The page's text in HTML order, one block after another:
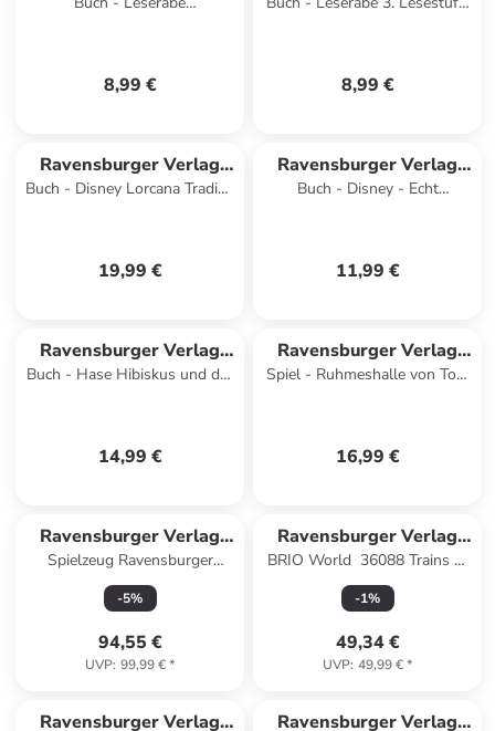
GmbH
8,99 €
GmbH
8,99 €
Ravensburger Verlag
GmbH
Buch - Disney Lorcana Trading
19,99 €
Ravensburger Verlag
GmbH
Buch - Disney - Echt
11,99 €
Ravensburger Verlag
GmbH
Buch - Hase Hibiskus und der
14,99 €
Ravensburger Verlag
GmbH
Spiel - Ruhmeshalle von Tom
16,99 €
Ravensburger Verlag
GmbH
Spielzeug Ravensburger
GraviTrax Junior Starter-Set
XXL - Ab 3 Jahren
-5%
94,55 €
UVP: 99,99 €*
Ravensburger Verlag
GmbH
BRIO World  36088 Trains of
the World ICE - Ab 3 Jahren
-1%
49,34 €
UVP: 49,99 €*
Ravensburger Verlag
Ravensburger Verlag